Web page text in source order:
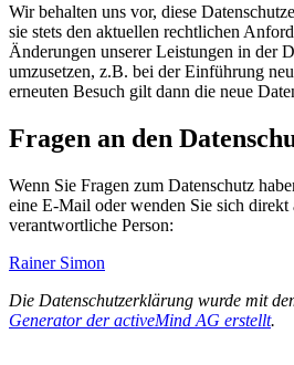
Wir behalten uns vor, diese
sie stets den aktuellen rechtlichen
Änderungen unserer Leistungen in der
umzusetzen, z.B. bei der Einführung
erneuten Besuch gilt dann die neue
Fragen an den
Wenn Sie Fragen zum Datenschutz
eine E-Mail oder wenden Sie sich direkt
verantwortliche Person:
Rainer Simon
Die Datenschutzerklärung wurde mit
Generator der activeMind AG erstellt.